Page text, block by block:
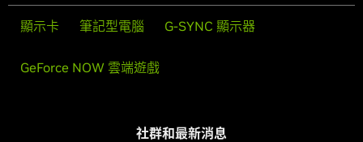
顯示卡 筆記型電腦 G-SYNC 顯示器
GeForce NOW 雲端遊戲
社群和最新消息